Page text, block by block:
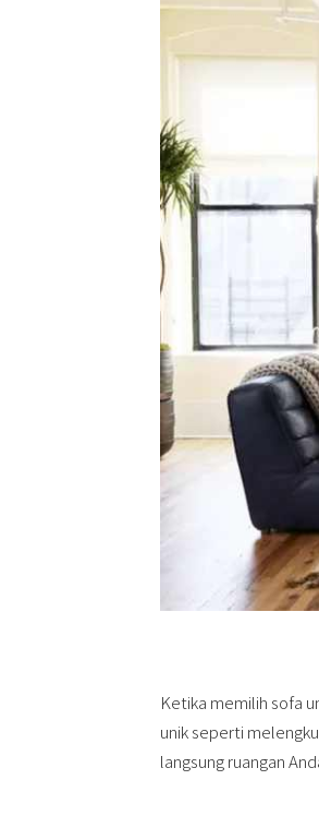
Ketika memilih sofa
unik seperti
langsung ruangan